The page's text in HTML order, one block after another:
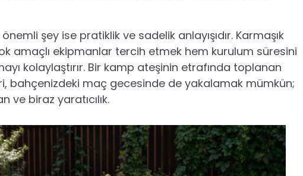
şey ise pratiklik ve sadelik anlayışıdır. Karmaşık
amaçlı ekipmanlar tercih etmek hem kurulum süresini
kolaylaştırır. Bir kamp ateşinin etrafında toplanan
bahçenizdeki maç gecesinde de yakalamak mümkün;
ve biraz yaratıcılık.